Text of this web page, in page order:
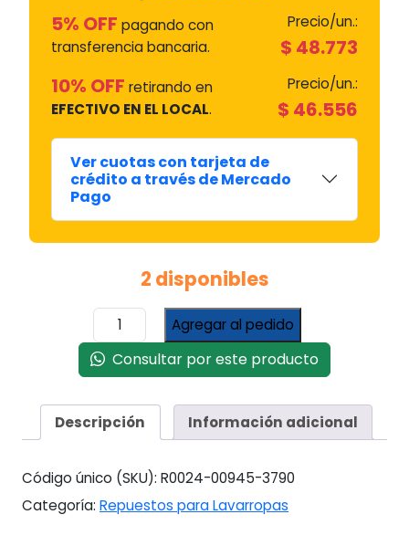
5% OFF pagando con
transferencia bancaria.
Precio/un.:
$ 48.773
10% OFF retirando en
EFECTIVO EN EL LOCAL.
Precio/un.:
$ 46.556
Ver cuotas con tarjeta de
crédito a través de Mercado
Pago
2 disponibles
PLAQUETA
DREAN
CONCEPT
156
LED
BOTONES
CON
PINES)
MC
Agregar al pedido
Consultar por este producto
Descripción Información adicional
Código único (SKU): R0024-00945-3790
Categoría: Repuestos para Lavarropas